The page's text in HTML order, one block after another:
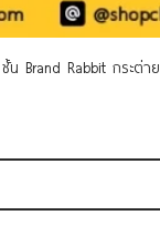
Brand Rabbit กระต่าย